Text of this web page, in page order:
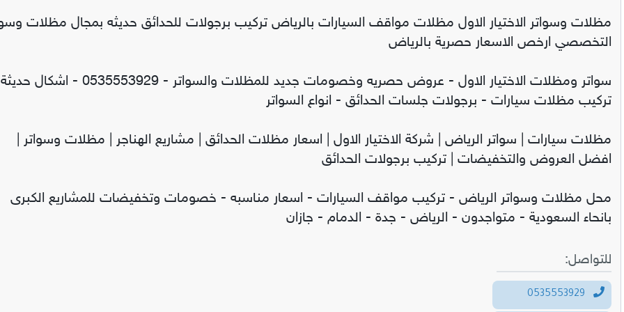
مظلات وسواتر الاختيار الاول مظلات مواقف السيارات بالرياض تركيب برجولات للحدائق حديثه بمجال مظلات
التخصصي ارخص الاسعار حصرية بالرياض
سواتر ومظلات الاختيار الاول - عروض حصريه وخصومات جديد للمظلات والسواتر - 0535553929 -
تركيب مظلات سيارات - برجولات جلسات الحدائق - انواع السواتر
مظلات سيارات | سواتر الرياض | شركة الاختيار الاول | اسعار مظلات الحدائق | مشاريع الهناجر | مظلات وسواتر |
افضل العروض والتخفيضات | تركيب برجولات الحدائق
محل مظلات وسواتر الرياض - تركيب مواقف السيارات - اسعار مناسبه - خصومات وتخفيضات للمشاريع الكبرى
بانحاء السعودية - متواجدون - الرياض - جدة - الدمام - جازان
للتواصل: